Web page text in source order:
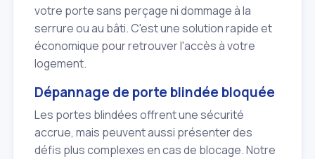
votre porte sans perçage ni dommage à la
serrure ou au bâti. C'est une solution rapide et
économique pour retrouver l'accès à votre
logement.
Dépannage de porte blindée bloquée
Les portes blindées offrent une sécurité
accrue, mais peuvent aussi présenter des
défis plus complexes en cas de blocage. Notre